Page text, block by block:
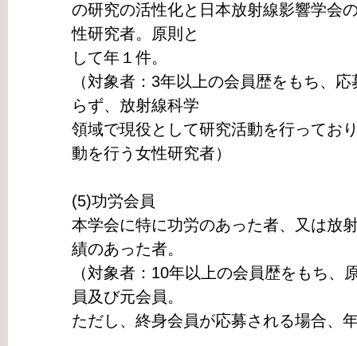
の研究の活性化と日本放射線影響学会
性研究者。原則と
して年１件。
（対象者：3年以上の会員歴をもち、
らず、放射線科学
領域で現役として研究活動を行ってお
動を行う女性研究者）
(5)功労会員
本学会に特に功労のあった者、又は放
績のあった者。
（対象者：10年以上の会員歴をもち、
員及び元会員。
ただし、終身会員が応募される場合、